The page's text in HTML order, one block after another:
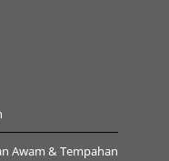
Awam & Tempahan